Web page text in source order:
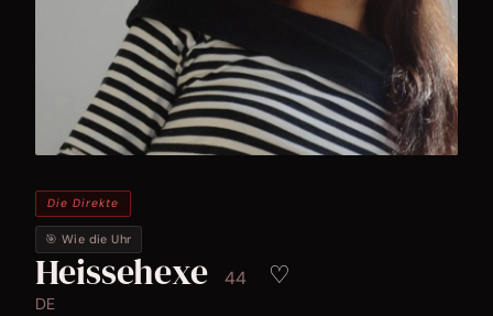
Die Direkte
🎯 Wie die Uhr
Heissehexe 44 ♡
DE